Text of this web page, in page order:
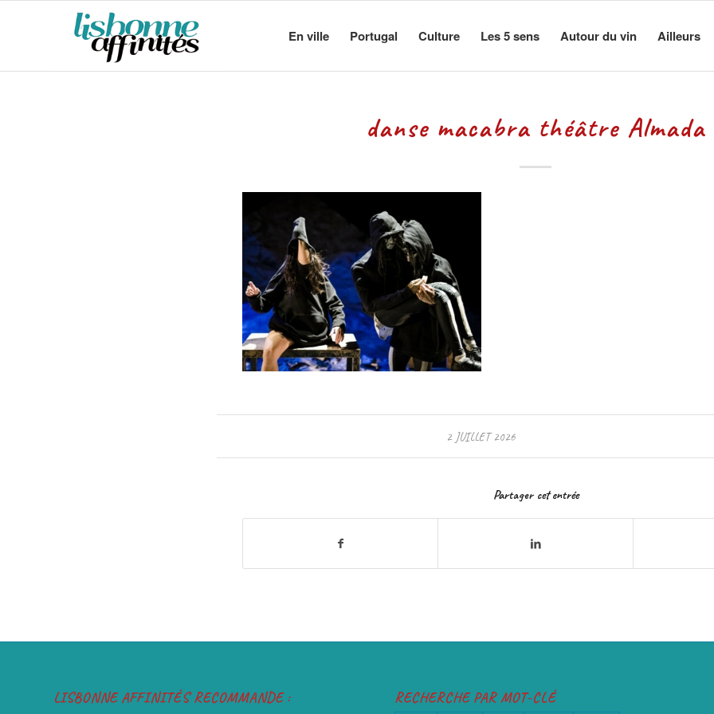
En ville Portugal Culture Les 5 sens Autour du vin Ailleurs
danse macabra théâtre Almada
2 JUILLET 2026
Partager cet entrée
LISBONNE AFFINITÉS RECOMMANDE : RECHERCHE PAR MOT-CLÉ